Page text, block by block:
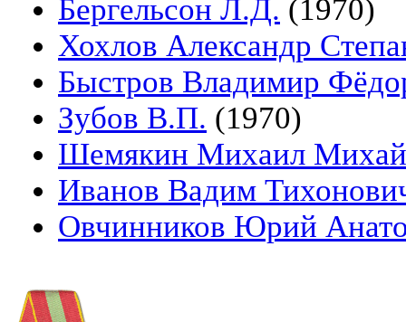
Бергельсон Л.Д. (1970)
Хохлов Александр
Быстров Владимир
Зубов В.П. (1970)
Шемякин Михаил
Иванов Вадим
Овчинников Юрий